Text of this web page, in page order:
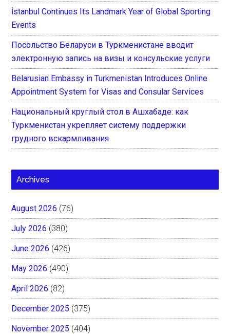
İstanbul Continues Its Landmark Year of Global Sporting
Events
Посольство Беларуси в Туркменистане вводит
электронную запись на визы и консульские услуги
Belarusian Embassy in Turkmenistan Introduces Online
Appointment System for Visas and Consular Services
Национальный круглый стол в Ашхабаде: как
Туркменистан укрепляет систему поддержки
грудного вскармливания
Archives
August 2026 (76)
July 2026 (380)
June 2026 (426)
May 2026 (490)
April 2026 (82)
December 2025 (375)
November 2025 (404)